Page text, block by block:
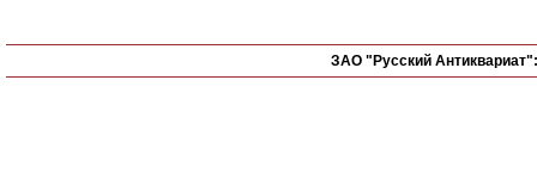
ЗАО "Русский Антиквариат":